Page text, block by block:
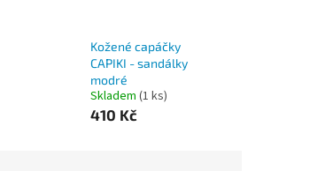
Kožené capáčky
CAPIKI - sandálky
modré
Skladem (1 ks)
410 Kč